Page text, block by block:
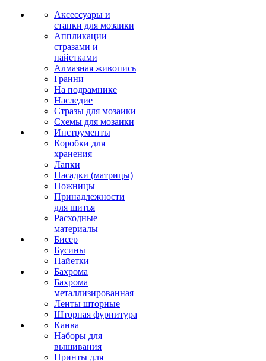
Аксессуары и
станки для мозаики
Аппликации
стразами и
пайетками
Алмазная живопись
Гранни
На подрамнике
Наследие
Стразы для мозаики
Схемы для мозаики
Инструменты
Коробки для
хранения
Лапки
Насадки (матрицы)
Ножницы
Принадлежности
для шитья
Расходные
материалы
Бисер
Бусины
Пайетки
Бахрома
Бахрома
металлизированная
Ленты шторные
Шторная фурнитура
Канва
Наборы для
вышивания
Принты для